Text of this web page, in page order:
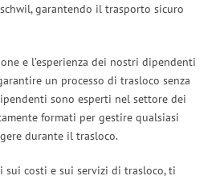
garantendo il trasporto sicuro
e l’esperienza dei nostri dipendenti
un processo di trasloco senza
sono esperti nel settore dei
formati per gestire qualsiasi
durante il trasloco.
sui costi e sui servizi di trasloco, ti